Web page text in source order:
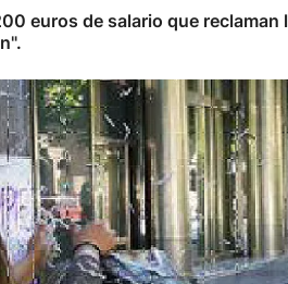
euros de salario que